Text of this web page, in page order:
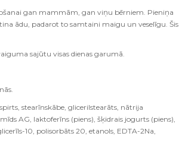
gan mammām, gan viņu bērniem. Pieniņa
ādu, padarot to samtaini maigu un veselīgu. Šis
sajūtu visas dienas garumā.
stearīnskābe, glicerilstearāts, nātrija
AG, laktoferīns (piens), šķidrais jogurts (piens),
10, polisorbāts 20, etanols, EDTA-2Na,